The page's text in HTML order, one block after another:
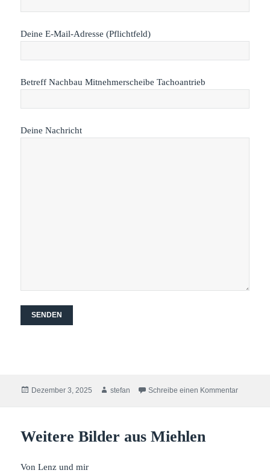
Deine E-Mail-Adresse (Pflichtfeld)
Betreff Nachbau Mitnehmerscheibe Tachoantrieb
Deine Nachricht
Veröffentlicht
Dezember 3, 2025 Autor
stefan Schreibe einen Kommentarzu
Weitere Bilder aus Miehlen
Von Lenz und mir